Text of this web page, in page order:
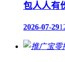
包人人有
2026-07-29